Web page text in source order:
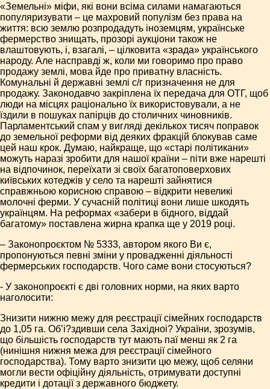
«Земельні» міфи, які вони всіма силами намагаються
популяризувати – це махровий популізм без права на
життя: всю землю розпродадуть іноземцям, українське
фермерство знищать, прозорі аукціони також не
влаштовують, і, взагалі, – цілковита «зрада» українського
народу. Але насправді ж, коли ми говоримо про право
продажу землі, мова йде про приватну власність.
Комунальні й державні землі с/г призначення не для
продажу. Законодавчо закріплена їх передача для ОТГ, щоб
люди на місцях раціонально їх використовували, а не
їздили в пошуках папірців до столичних чиновників.
Парламентський спам у вигляді декількох тисяч поправок
до земельної реформи від деяких фракцій блокував саме
цей наш крок. Думаю, найкраще, що «старі політикани»
можуть наразі зробити для нашої країни – піти вже нарешті
на відпочинок, переїхати зі своїх багатоповерхових
київських котеджів у село та нарешті зайнятися
справжньою корисною справою – відкрити невеликі
молочні ферми. У сучасній політиці вони лише шкодять
українцям. На реформах «забери в бідного, віддай
багатому» поставлена жирна крапка ще у 2019 році.
– Законопроєктом № 5333, автором якого Ви є,
пропонуються певні зміни у провадженні діяльності
фермерських господарств. Чого саме вони стосуються?
- У законопроєкті є дві головних норми, на яких варто
наголосити:
Знизити нижню межу для реєстрації сімейних господарств
до 1,05 га. Об’і?здивши села Західноі? України, зрозумів,
що більшість господарств тут мають паї менш як 2 га
(нинішня нижня межа для реєстрації сімейного
господарства). Тому варто знизити цю межу, щоб селяни
могли вести офіційну діяльність, отримувати доступні
кредити і дотації з державного бюджету.